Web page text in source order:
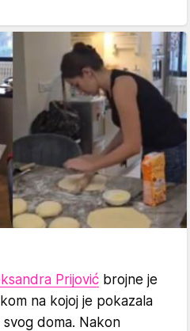
Prijović brojne je
na kojoj je pokazala
doma. Nakon